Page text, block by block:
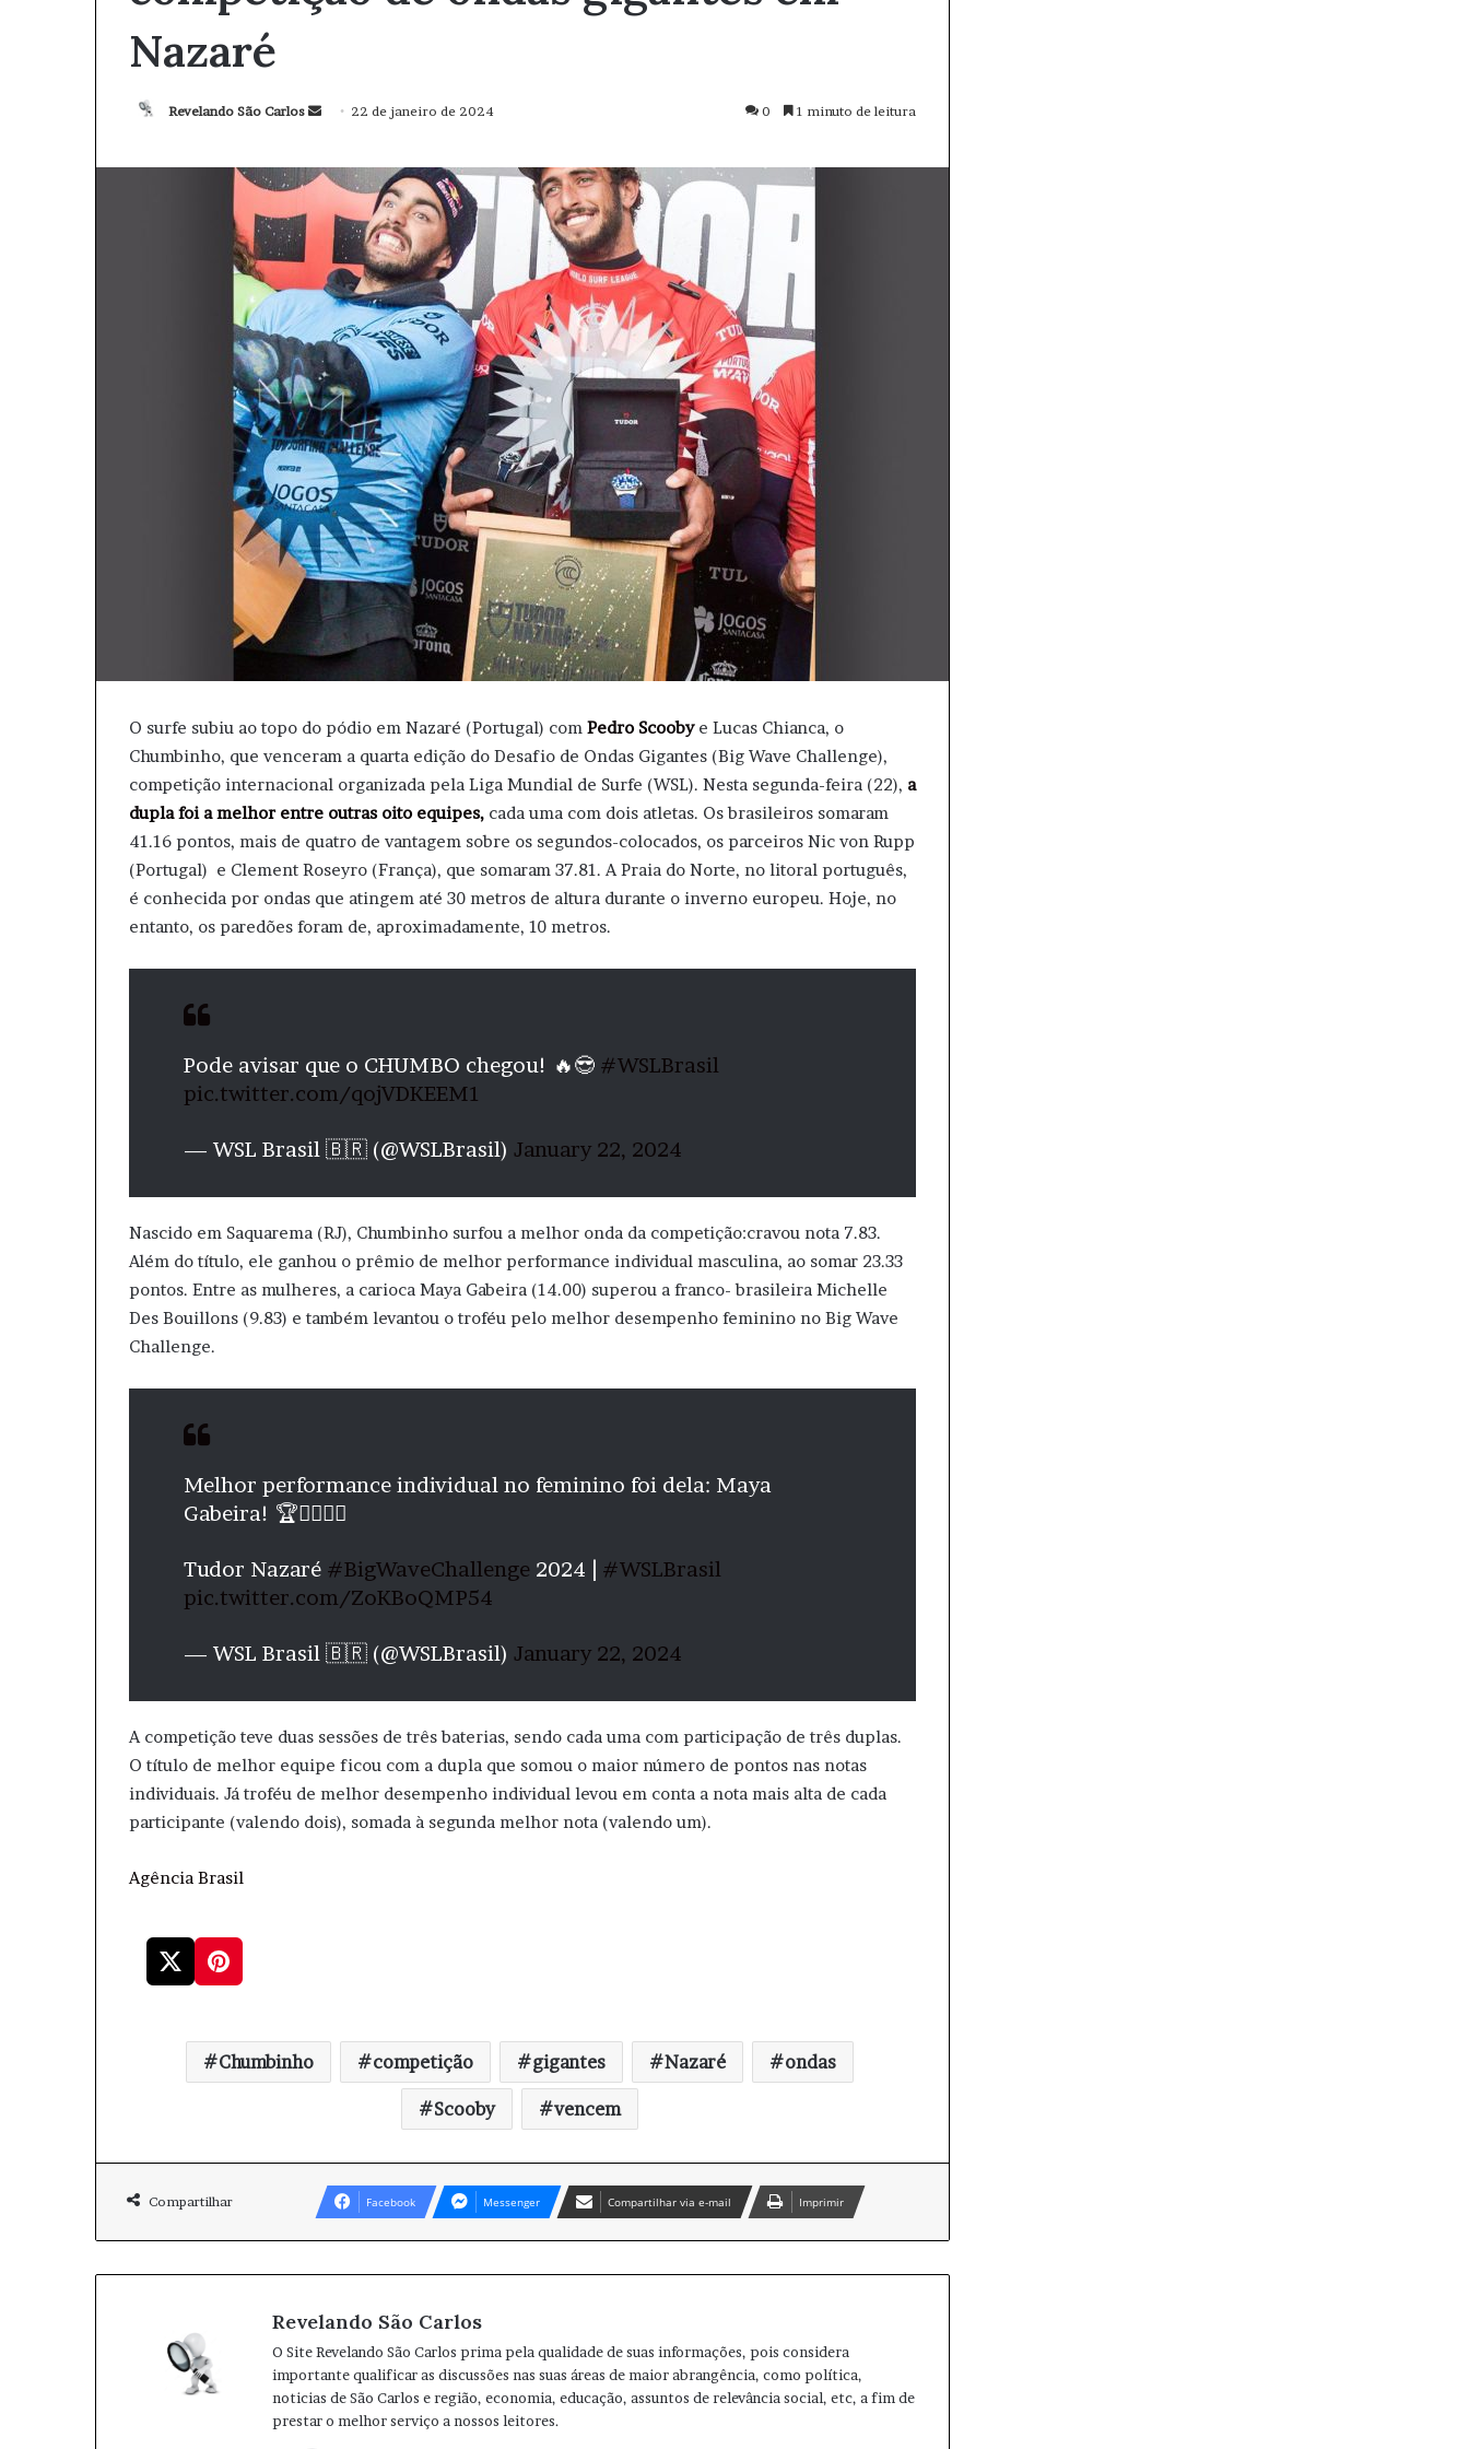
Nazaré
Revelando São Carlos
m
e
m
a
i
l
22 de janeiro de 2024 0 1 minuto de leitura
O surfe subiu ao topo do pódio em Nazaré (Portugal) com Pedro Scoobye Lucas Chianca, o
Chumbinho, que venceram a quarta edição do Desafio de Ondas Gigantes (Big Wave Challenge),
competição internacional organizada pela Liga Mundial de Surfe (WSL). Nesta segunda-feira (22), a
dupla foi a melhor entre outras oito equipes, cada uma com dois atletas. Os brasileiros somaram
41.16 pontos, mais de quatro de vantagem sobre os segundos-colocados, os parceiros Nic von Rupp
(Portugal) e Clement Roseyro (França), que somaram 37.81. A Praia do Norte, no litoral português,
é conhecida por ondas que atingem até 30 metros de altura durante o inverno europeu. Hoje, no
entanto, os paredões foram de, aproximadamente, 10 metros.
Pode avisar que o CHUMBO chegou! 🔥😎 #WSLBrasil
pic.twitter.com/qojVDKEEM1
— WSL Brasil 🇧🇷 (@WSLBrasil) January 22, 2024
Nascido em Saquarema (RJ), Chumbinho surfou a melhor onda da competição:cravou nota 7.83.
Além do título, ele ganhou o prêmio de melhor performance individual masculina, ao somar 23.33
pontos. Entre as mulheres, a carioca Maya Gabeira (14.00) superou a franco- brasileira Michelle
Des Bouillons (9.83) e também levantou o troféu pelo melhor desempenho feminino no Big Wave
Challenge.
Melhor performance individual no feminino foi dela: Maya
Gabeira! 🏆🏄‍♀️🇧🇷
Tudor Nazaré #BigWaveChallenge 2024 | #WSLBrasil
pic.twitter.com/ZoKBoQMP54
— WSL Brasil 🇧🇷 (@WSLBrasil) January 22, 2024
A competição teve duas sessões de três baterias, sendo cada uma com participação de três duplas.
O título de melhor equipe ficou com a dupla que somou o maior número de pontos nas notas
individuais. Já troféu de melhor desempenho individual levou em conta a nota mais alta de cada
participante (valendo dois), somada à segunda melhor nota (valendo um).
Agência Brasil
Chumbinho competição gigantes Nazaré ondas
Scooby vencem
Compartilhar Facebook Messenger Compartilhar via e-mail Imprimir
Revelando São Carlos
O Site Revelando São Carlos prima pela qualidade de suas informações, pois considera
importante qualificar as discussões nas suas áreas de maior abrangência, como política,
noticias de São Carlos e região, economia, educação, assuntos de relevância social, etc, a fim de
prestar o melhor serviço a nossos leitores.